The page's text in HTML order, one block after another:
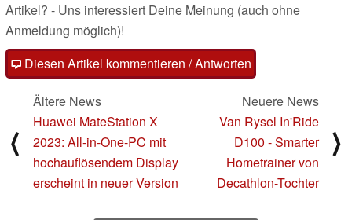
Artikel? - Uns interessiert Deine Meinung (auch ohne
Anmeldung möglich)!
Diesen Artikel kommentieren / Antworten
⟨
Ältere News
Huawei MateStation X
2023: All-in-One-PC mit
hochauflösendem Display
erscheint in neuer Version
Neuere News
Van Rysel In'Ride
D100 - Smarter
Hometrainer von
Decathlon-Tochter
⟩